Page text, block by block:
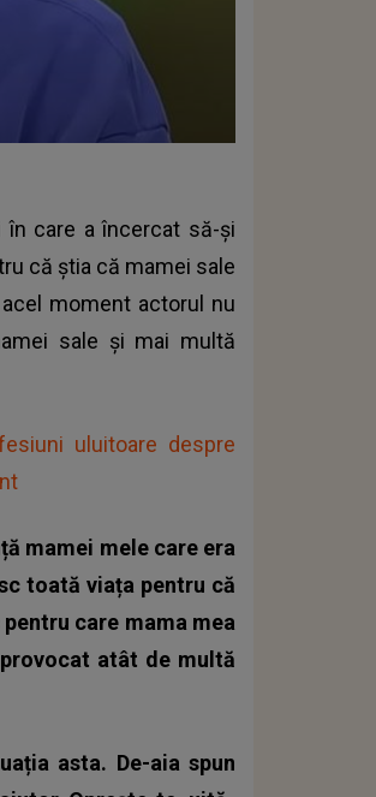
care a încercat să-și
că știa că mamei sale
moment actorul nu
sale și mai multă
uluitoare despre
mamei mele care era
toată viața pentru că
care mama mea
atât de multă
asta. De-aia spun